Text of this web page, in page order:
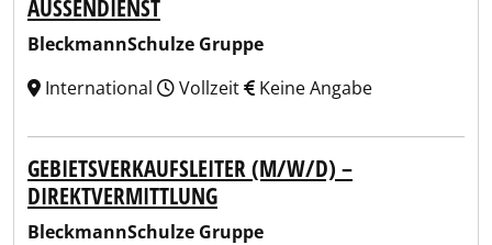
AUSSENDIENST
BleckmannSchulze Gruppe
International
Vollzeit Keine Angabe
GEBIETSVERKAUFSLEITER (M/W/D) –
DIREKTVERMITTLUNG
BleckmannSchulze Gruppe